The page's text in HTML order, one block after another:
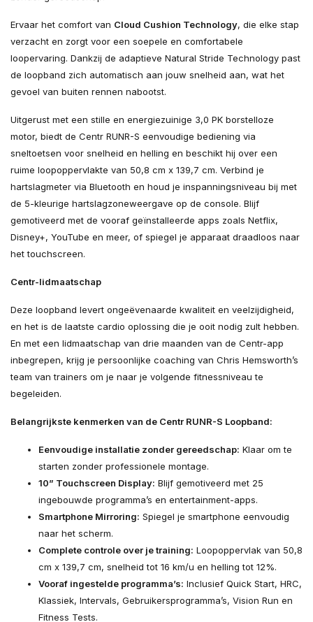
Ervaar het comfort van Cloud Cushion Technology, die elke stap
verzacht en zorgt voor een soepele en comfortabele
loopervaring. Dankzij de adaptieve Natural Stride Technology past
de loopband zich automatisch aan jouw snelheid aan, wat het
gevoel van buiten rennen nabootst.
Uitgerust met een stille en energiezuinige 3,0 PK borstelloze
motor, biedt de Centr RUNR-S eenvoudige bediening via
sneltoetsen voor snelheid en helling en beschikt hij over een
ruime loopoppervlakte van 50,8 cm x 139,7 cm. Verbind je
hartslagmeter via Bluetooth en houd je inspanningsniveau bij met
de 5-kleurige hartslagzoneweergave op de console. Blijf
gemotiveerd met de vooraf geïnstalleerde apps zoals Netflix,
Disney+, YouTube en meer, of spiegel je apparaat draadloos naar
het touchscreen.
Centr-lidmaatschap
Deze loopband levert ongeëvenaarde kwaliteit en veelzijdigheid,
en het is de laatste cardio oplossing die je ooit nodig zult hebben.
En met een lidmaatschap van drie maanden van de Centr-app
inbegrepen, krijg je persoonlijke coaching van Chris Hemsworth’s
team van trainers om je naar je volgende fitnessniveau te
begeleiden.
Belangrijkste kenmerken van de Centr RUNR-S Loopband:
Eenvoudige installatie zonder gereedschap: Klaar om te
starten zonder professionele montage.
10” Touchscreen Display: Blijf gemotiveerd met 25
ingebouwde programma’s en entertainment-apps.
Smartphone Mirroring: Spiegel je smartphone eenvoudig
naar het scherm.
Complete controle over je training: Loopoppervlak van 50,8
cm x 139,7 cm, snelheid tot 16 km/u en helling tot 12%.
Vooraf ingestelde programma’s: Inclusief Quick Start, HRC,
Klassiek, Intervals, Gebruikersprogramma’s, Vision Run en
Fitness Tests.